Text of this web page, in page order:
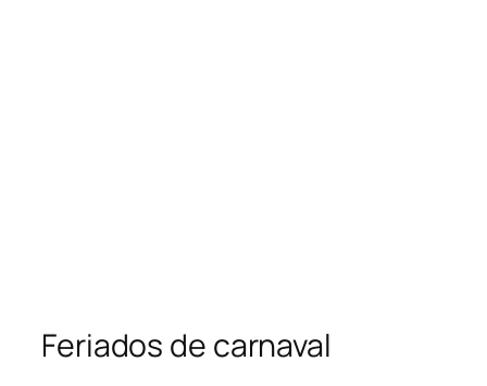
Feriados de carnaval